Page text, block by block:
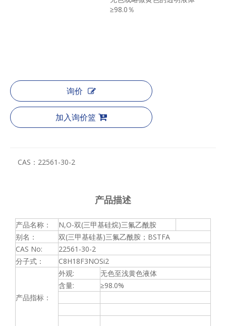
≥98.0％
询价
加入询价篮
CAS： 22561-30-2
产品描述
产品名称：
N,O-双(三甲基硅烷)三氟乙酰胺
别名：
双(三甲基硅基)三氟乙酰胺；BSTFA
CAS No:
22561-30-2
分子式：
C8H18F3NOSi2
产品指标：
外观:
无色至浅黄色液体
含量:
≥98.0%